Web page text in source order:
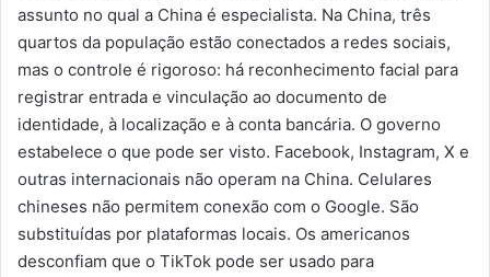
assunto no qual a China é especialista. Na China, três
quartos da população estão conectados a redes sociais,
mas o controle é rigoroso: há reconhecimento facial para
registrar entrada e vinculação ao documento de
identidade, à localização e à conta bancária. O governo
estabelece o que pode ser visto. Facebook, Instagram, X e
outras internacionais não operam na China. Celulares
chineses não permitem conexão com o Google. São
substituídas por plataformas locais. Os americanos
desconfiam que o TikTok pode ser usado para